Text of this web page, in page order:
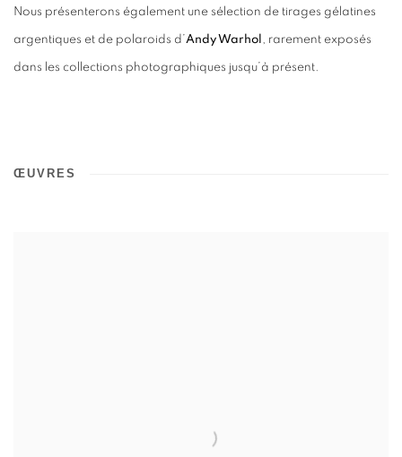
Nous présenterons également une sélection de tirages gélatines
argentiques et de polaroids d’Andy Warhol , rarement exposés
dans les collections photographiques jusqu’à présent.
ŒUVRES